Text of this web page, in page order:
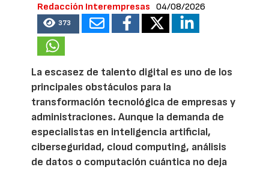
Redacción Interempresas 04/08/2026
373
La escasez de talento digital es uno de los
principales obstáculos para la
transformación tecnológica de empresas y
administraciones. Aunque la demanda de
especialistas en inteligencia artificial,
ciberseguridad, cloud computing, análisis
de datos o computación cuántica no deja